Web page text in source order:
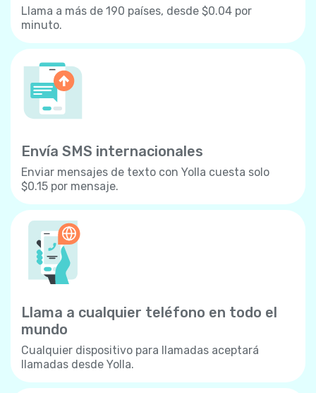
Llama a más de 190 países, desde $0.04 por
minuto.
Envía SMS internacionales
Enviar mensajes de texto con Yolla cuesta solo
$0.15 por mensaje.
Llama a cualquier teléfono en todo el
mundo
Cualquier dispositivo para llamadas aceptará
llamadas desde Yolla.